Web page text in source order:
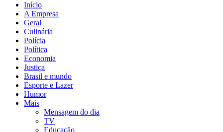
Início
A Empresa
Geral
Culinária
Polícia
Política
Economia
Justiça
Brasil e mundo
Esporte e Lazer
Humor
Mais
Mensagem do dia
TV
Educação